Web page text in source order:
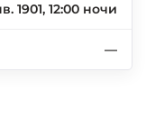
1901, 12:00 ночи
—